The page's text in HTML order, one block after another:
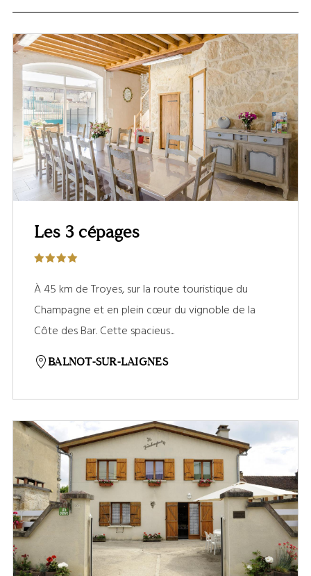
Les 3 cépages
À 45 km de Troyes, sur la route touristique du
Champagne et en plein cœur du vignoble de la
Côte des Bar. Cette spacieus...
BALNOT-SUR-LAIGNES